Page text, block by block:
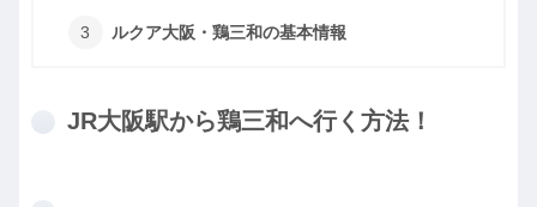
ルクア大阪・鶏三和の基本情報
JR大阪駅から鶏三和へ行く方法！